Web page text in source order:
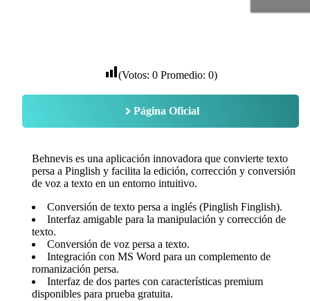
(Votos: 0Promedio: 0)
Página Oficial
Behnevis es una aplicación innovadora que convierte texto
persa a Pinglish y facilita la edición, corrección y conversión
de voz a texto en un entorno intuitivo.
Conversión de texto persa a inglés (Pinglish Finglish).
Interfaz amigable para la manipulación y corrección de
texto.
Conversión de voz persa a texto.
Integración con MS Word para un complemento de
romanización persa.
Interfaz de dos partes con características premium
disponibles para prueba gratuita.